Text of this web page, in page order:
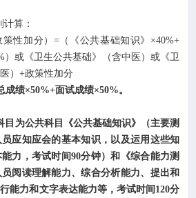
算：
加分）=（《公共基础知识》×40%+
）或《卫生公共基础》（含中医）或《卫
）+政策性加分
绩×50%+面试成绩×50%。
目为公共科目《公共基础知识》（主要测
应知应会的基本知识，以及运用这些知
力，考试时间90分钟）和《综合能力测
阅读理解能力、综合分析能力、提出和
能力和文字表达能力等，考试时间120分